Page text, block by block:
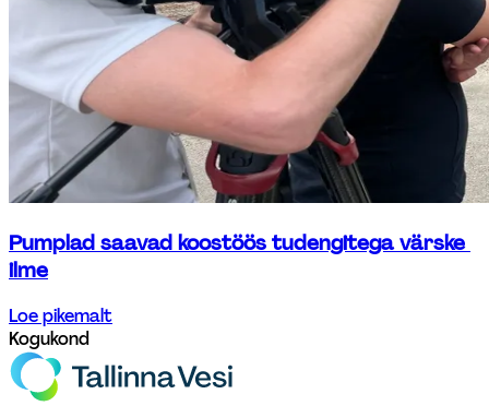
Pumplad saavad koostöös tudengitega värske
ilme
Loe pikemalt
Kogukond